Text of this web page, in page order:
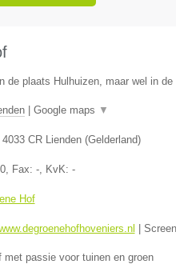
de plaats Hulhuizen, maar wel in
| Google maps ▼
4033 CR Lienden(Gelderland)
, Fax: -, KvK: -
Hof
met passie voor tuinen en groen